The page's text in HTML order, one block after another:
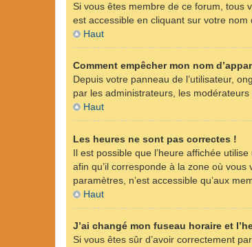
Si vous êtes membre de ce forum, tous
est accessible en cliquant sur votre
Haut
Comment empêcher mon nom
Depuis votre panneau de l’utilisateur,
par les administrateurs, les
Haut
Les heures ne sont pas correctes !
Il est possible que l’heure affichée
afin qu’il corresponde à la zone où
paramètres, n’est accessible qu’aux
Haut
J’ai changé mon fuseau horaire et
Si vous êtes sûr d’avoir correctement